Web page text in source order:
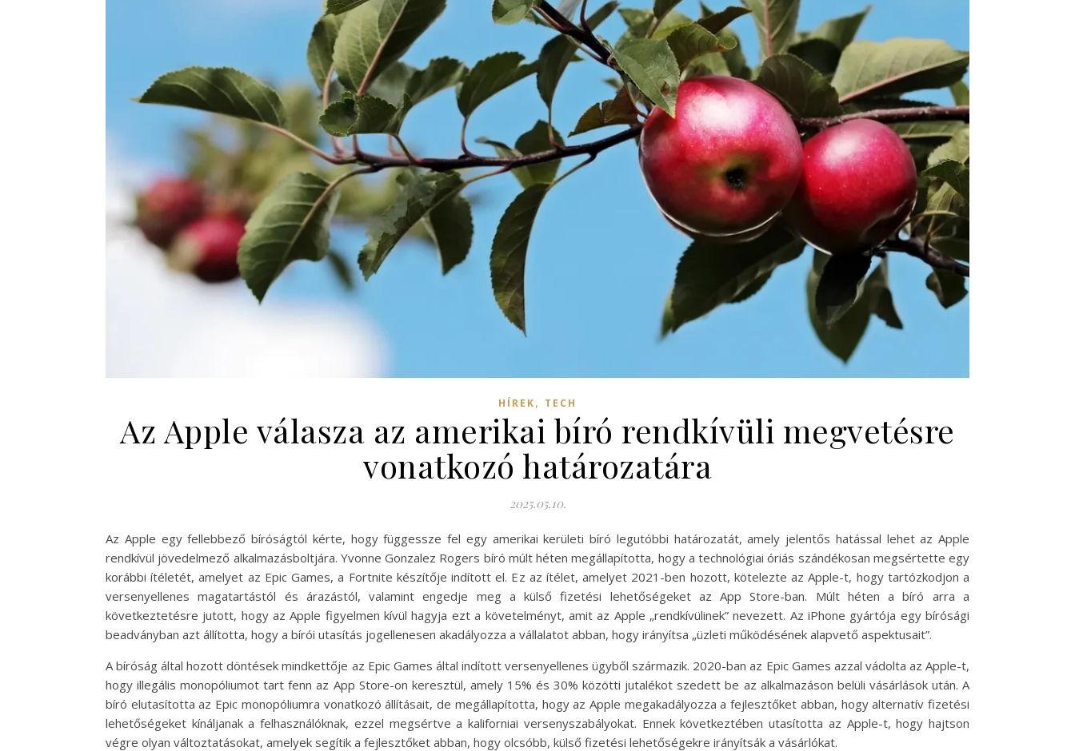
HÍREK, TECH
Az Apple válasza az amerikai bíró rendkívüli megvetésre
vonatkozó határozatára
2025.05.10.
Az Apple egy fellebbező bíróságtól kérte, hogy függessze fel egy amerikai kerületi bíró legutóbbi határozatát, amely jelentős hatással lehet az Apple
rendkívül jövedelmező alkalmazásboltjára. Yvonne Gonzalez Rogers bíró múlt héten megállapította, hogy a technológiai óriás szándékosan megsértette egy
korábbi ítéletét, amelyet az Epic Games, a Fortnite készítője indított el. Ez az ítélet, amelyet 2021-ben hozott, kötelezte az Apple-t, hogy tartózkodjon a
versenyellenes magatartástól és árazástól, valamint engedje meg a külső fizetési lehetőségeket az App Store-ban. Múlt héten a bíró arra a
következtetésre jutott, hogy az Apple figyelmen kívül hagyja ezt a követelményt, amit az Apple „rendkívülinek” nevezett. Az iPhone gyártója egy bírósági
beadványban azt állította, hogy a bírói utasítás jogellenesen akadályozza a vállalatot abban, hogy irányítsa „üzleti működésének alapvető aspektusait”.
A bíróság által hozott döntések mindkettője az Epic Games által indított versenyellenes ügyből származik. 2020-ban az Epic Games azzal vádolta az Apple-t,
hogy illegális monopóliumot tart fenn az App Store-on keresztül, amely 15% és 30% közötti jutalékot szedett be az alkalmazáson belüli vásárlások után. A
bíró elutasította az Epic monopóliumra vonatkozó állításait, de megállapította, hogy az Apple megakadályozza a fejlesztőket abban, hogy alternatív fizetési
lehetőségeket kínáljanak a felhasználóknak, ezzel megsértve a kaliforniai versenyszabályokat. Ennek következtében utasította az Apple-t, hogy hajtson
végre olyan változtatásokat, amelyek segítik a fejlesztőket abban, hogy olcsóbb, külső fizetési lehetőségekre irányítsák a vásárlókat.